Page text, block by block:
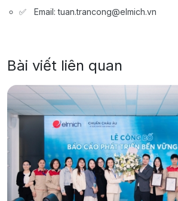
Email: tuan.trancong@elmich.vn
Bài viết liên quan